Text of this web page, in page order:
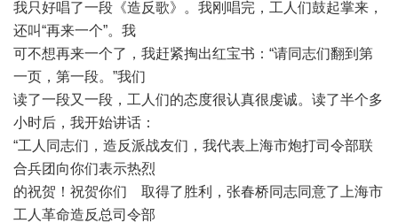
我只好唱了一段《造反歌》。我刚唱完，工人们鼓起掌来，
还叫“再来一个”。我
可不想再来一个了，我赶紧掏出红宝书： “请同志们翻到第
一页，第一段。 ”我们
读了一段又一段，工人们的态度很认真很虔诚。读了半个多
小时后，我开始讲话：
“工人同志们，造反派战友们，我代表上海市炮打司令部联
合兵团向你们表示热烈
的祝贺！祝贺你们 取得了胜利，张春桥同志同意了上海市
工人革命造反总司令部